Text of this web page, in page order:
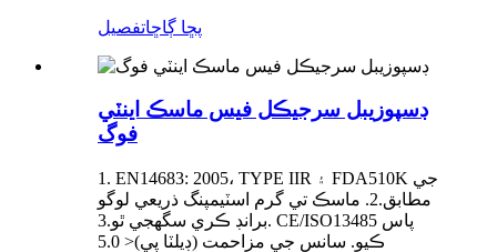
پڇا ڳاڇاتفصيل
ڊسپوزيبل سرجيڪل فيس ماسڪ اينٽي
فوگ
1. EN14683: 2005، TYPE IIR ۽ FDA510K جي
مطابق.2. ماسڪ تي گرم اسٽيمپنگ ذريعي لوگو
برانڊ ڪري سگهجي ٿو.3. CE/ISO13485 پاس
ڪيو. سانس جي مزاحمت (ڊيلٽا پي)< 5.0